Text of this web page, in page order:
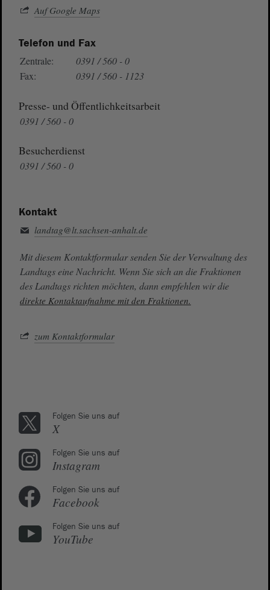
Auf Google Maps
Telefon und Fax
Zentrale:
0391 / 560 - 0
Fax:
0391 / 560 - 1123
Presse- und Öffentlichkeitsarbeit
0391 / 560 - 0
Besucherdienst
0391 / 560 - 0
Kontakt
landtag@lt.sachsen-anhalt.de
Mit diesem Kontaktformular senden Sie der Verwaltung des
Landtags eine Nachricht. Wenn Sie sich an die Fraktionen
des Landtags richten möchten, dann empfehlen wir die
direkte Kontaktaufnahme mit den Fraktionen.
zum Kontaktformular
Folgen Sie uns auf
X
Folgen Sie uns auf
Instagram
Folgen Sie uns auf
Facebook
Folgen Sie uns auf
YouTube